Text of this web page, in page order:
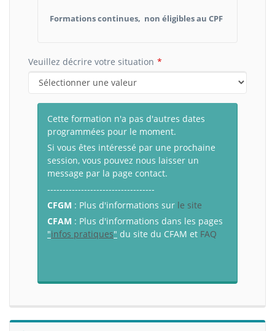
Formations continues, non éligibles au CPF
Veuillez décrire votre situation
Cette formation n'a pas d'autres dates
programmées pour le moment.
Si vous êtes intéressé par une prochaine
session, vous pouvez nous laisser un
message par la page contact.
-----------------------------------
CFGM : Plus d'informations sur le site
CFAM : Plus d'informations dans les pages
"infos pratiques" du site du CFAM et FAQ